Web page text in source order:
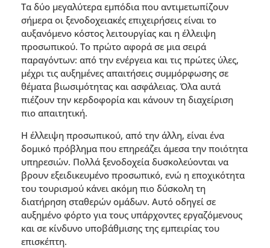
Τα δύο µεγαλύτερα εµπόδια που αντιµετωπίζουν
σήµερα οι ξενοδοχειακές επιχειρήσεις είναι το
αυξανόµενο κόστος λειτουργίας και η έλλειψη
προσωπικού. Το πρώτο αφορά σε µια σειρά
παραγόντων: από την ενέργεια και τις πρώτες ύλες,
µέχρι τις αυξηµένες απαιτήσεις συµµόρφωσης σε
θέµατα βιωσιµότητας και ασφάλειας. Όλα αυτά
πιέζουν την κερδοφορία και κάνουν τη διαχείριση
πιο απαιτητική.
Η έλλειψη προσωπικού, από την άλλη, είναι ένα
δοµικό πρόβληµα που επηρεάζει άµεσα την ποιότητα
υπηρεσιών. Πολλά ξενοδοχεία δυσκολεύονται να
βρουν εξειδικευµένο προσωπικό, ενώ η εποχικότητα
του τουρισµού κάνει ακόµη πιο δύσκολη τη
διατήρηση σταθερών οµάδων. Αυτό οδηγεί σε
αυξηµένο φόρτο για τους υπάρχοντες εργαζόµενους
και σε κίνδυνο υποβάθµισης της εµπειρίας του
επισκέπτη.